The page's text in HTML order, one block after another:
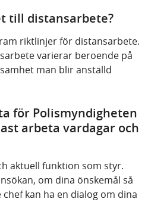
till distansarbete?
riktlinjer för distansarbete.
varierar beroende på
man blir anställd
för Polismyndigheten
arbeta vardagar och
aktuell funktion som styr.
om dina önskemål så
kan ha en dialog om dina